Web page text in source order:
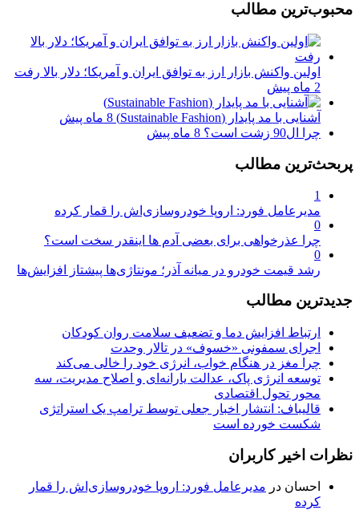
محبوب‌ترین مطالب
اولین واکنش بازار ارز به توافق ایران و آمریکا؛ دلار بالا رفت
2 ماه پیش
آشنایی با مد پایدار (Sustainable Fashion)
8 ماه پیش
چرا ال90 زشت است؟
8 ماه پیش
پربحث‌ترین مطالب
1
مدیرعامل فورد: اروپا خودروسازی‌اش را قمار کرده
0
چرا عذرخواهی برای بعضی آدم ها اینقدر سخت است؟
0
رشد قیمت خودرو در میانه آذر؛ مونتاژی‌ها پیشتاز افزایش‌ها
جدیدترین مطالب
ارتباط افزایش دما و تضعیف سلامت روان کودکان
اجرای سمفونی «خسوف» در تالار وحدت
چرا مغز در هنگام خواب، انرژی خود را خالی می‌کند
توسعه انرژی پاک، عدالت یارانه‌ای و اصلاح مدیریت، سه
محور تحول اقتصادی
قالیباف: انتشار اخبار جعلی توسط ترامپ یک استراتژی
شکست خورده است
نظرات اخیر کاربران
احسان در مدیرعامل فورد: اروپا خودروسازی‌اش را قمار
کرده